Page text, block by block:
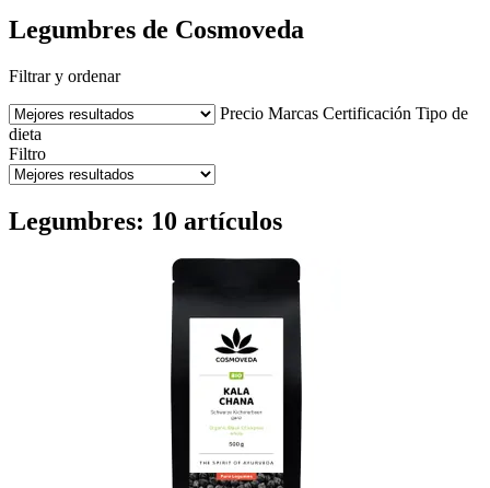
Legumbres de Cosmoveda
Filtrar y ordenar
Precio Marcas Certificación Tipo de
dieta
Filtro
Legumbres: 10 artículos